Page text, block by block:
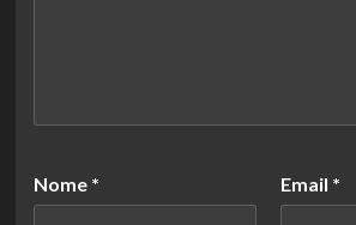
Nome * Email *